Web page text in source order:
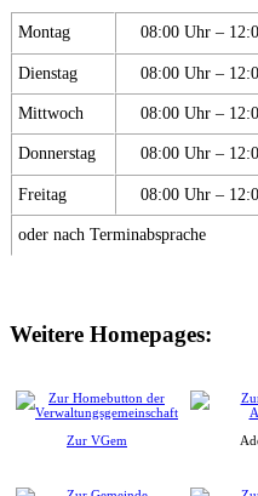
Montag 08:00 Uhr –
Dienstag 08:00 Uhr –
Mittwoch 08:00 Uhr –
Donnerstag 08:00 Uhr –
Freitag 08:00 Uhr –
oder nach Terminabsprache
Weitere Homepages:
Zur VGem